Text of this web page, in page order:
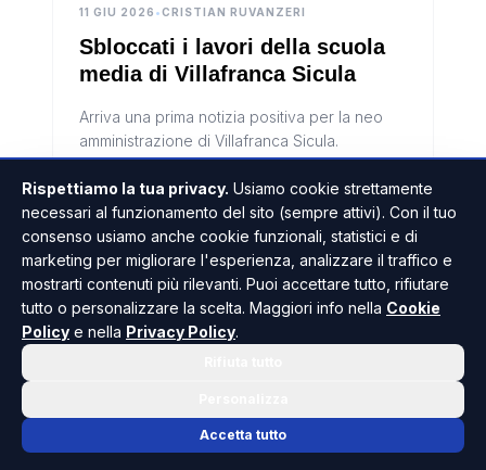
11 GIU 2026 •CRISTIAN RUVANZERI
Sbloccati i lavori della scuola
media di Villafranca Sicula
Arriva una prima notizia positiva per la neo
amministrazione di Villafranca Sicula.
LEGGI L'ARTICOLO
SAMBUCA DI SICILIA
Rispettiamo la tua privacy. Usiamo cookie strettamente
necessari al funzionamento del sito (sempre attivi). Con il tuo
consenso usiamo anche cookie funzionali, statistici e di
marketing per migliorare l'esperienza, analizzare il traffico e
mostrarti contenuti più rilevanti. Puoi accettare tutto, rifiutare
tutto o personalizzare la scelta. Maggiori info nella Cookie
Policy e nella Privacy Policy.
Accetta tutto